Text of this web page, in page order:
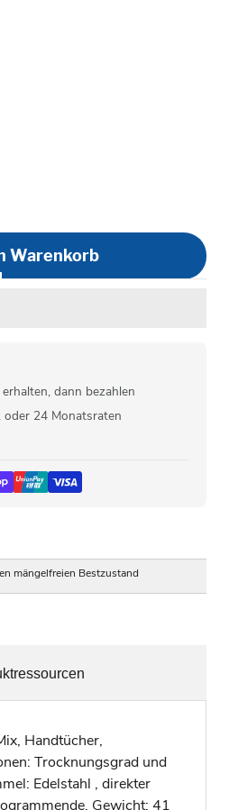
Warenkorb
dann bezahlen
24 Monatsraten
mängelfreien Bestzustand
Handtücher,
Trocknungsgrad und
Edelstahl , direkter
Gewicht: 41